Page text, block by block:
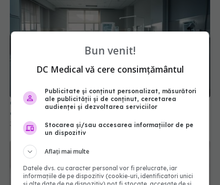
Cseke Attila, anunț de ultimă oră despre spitalele
din țară
31 iul 2026, 10:31
Bun venit!
DC Medical vă cere consimțământul
Publicitate și conținut personalizat, măsurători
ale publicității și de conținut, cercetarea
audienței și dezvoltarea serviciilor
Stocarea și/sau accesarea informațiilor de pe
un dispozitiv
Aflați mai multe
Datele dvs. cu caracter personal vor fi prelucrate, iar
informațiile de pe dispozitiv (cookie-uri, identificatori unici